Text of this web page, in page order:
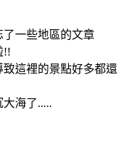
一些地區的文章
!!
這裡的景點好多都還
海了.....